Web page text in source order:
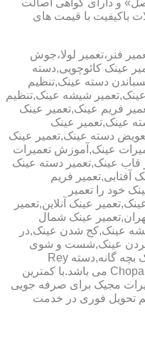
باکیفیت با قیمت های
فنر،تعمیر لولا،جوش
عینک کائوچویی,دسته
دسته عینک,تنظیم
شیشه عینک,تنظیم
فریم عینک,تعمیر عینک
عینک,تعمیر عینک
دسته عینک,تعمیر عینک
عینک,آموزش تعمیرات
قاب عینک,تعمیر دسته عینک
فریم
خود را تعمیر
عینک آنلاین,تعمیر
عینک شمال
عینک,کج شدن عینک,در
کردن عینک,شست و شوی
عینک,شکستن عینک فلزی,تعمیر عینک بچه گانه,دسته Rey
Ban,دسته AO,دسته Police,دسته Chopard می باشد.با کمترین
مجیک برای صرفه جویی
تحویل فوری در خدمت